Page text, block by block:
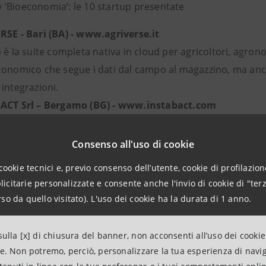
Consenso all'uso di cookie
tecnici e, previo consenso dell’utente, cookie di
personalizzate e consente anche l'invio di cookie di
da quello visitato). L'uso dei cookie ha la durata di 1 anno.
[x] di chiusura del banner, non acconsenti all’uso dei
Non potremo, perciò, personalizzare la tua esperienza di
‘Bioeconomia’: le 10 startup presentate
- Bari (BA) - www.agriverse.it
è la suite completa nativa in cloud per agricoltori,
che segue i dati dal campo al magazzino, ma
Srl – Bergamo (BG) - www.instabact.com
che si occupa di sicurezza alimentare dal
e semplice per la rilevazione di batteri patogeni negli
Zero Ocean Impact Aquafeed – Roma (RM) -
che ha sviluppato l'alternativa sostenibile al
dal trattamento microbiologico di nuovi
linea con i principi di economia circolare. L'obiettivo è
marino.